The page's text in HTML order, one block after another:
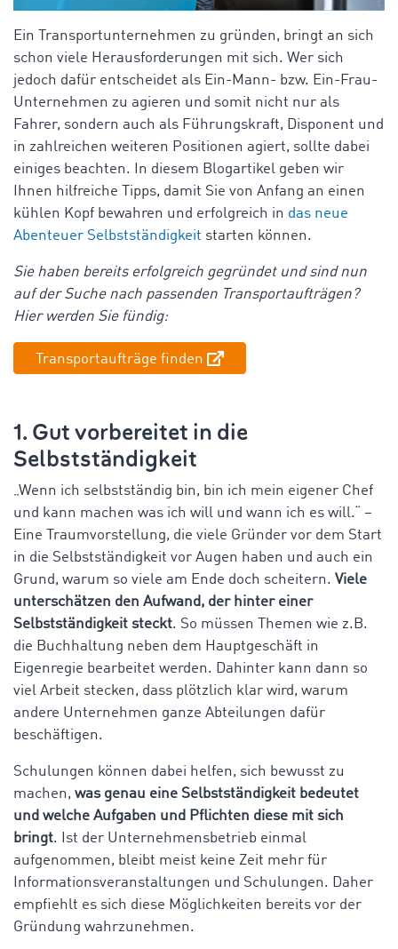
Ein Transportunternehmen zu gründen, bringt an sich
schon viele Herausforderungen mit sich. Wer sich
jedoch dafür entscheidet als Ein-Mann- bzw. Ein-Frau-
Unternehmen zu agieren und somit nicht nur als
Fahrer, sondern auch als Führungskraft, Disponent und
in zahlreichen weiteren Positionen agiert, sollte dabei
einiges beachten. In diesem Blogartikel geben wir
Ihnen hilfreiche Tipps, damit Sie von Anfang an einen
kühlen Kopf bewahren und erfolgreich in das neue
Abenteuer Selbstständigkeit starten können.
Sie haben bereits erfolgreich gegründet und sind nun
auf der Suche nach passenden Transportaufträgen?
Hier werden Sie fündig:
Transportaufträge finden
1. Gut vorbereitet in die
Selbstständigkeit
„Wenn ich selbstständig bin, bin ich mein eigener Chef
und kann machen was ich will und wann ich es will.“ –
Eine Traumvorstellung, die viele Gründer vor dem Start
in die Selbstständigkeit vor Augen haben und auch ein
Grund, warum so viele am Ende doch scheitern. Viele
unterschätzen den Aufwand, der hinter einer
Selbstständigkeit steckt. So müssen Themen wie z.B.
die Buchhaltung neben dem Hauptgeschäft in
Eigenregie bearbeitet werden. Dahinter kann dann so
viel Arbeit stecken, dass plötzlich klar wird, warum
andere Unternehmen ganze Abteilungen dafür
beschäftigen.
Schulungen können dabei helfen, sich bewusst zu
machen, was genau eine Selbstständigkeit bedeutet
und welche Aufgaben und Pflichten diese mit sich
bringt. Ist der Unternehmensbetrieb einmal
aufgenommen, bleibt meist keine Zeit mehr für
Informationsveranstaltungen und Schulungen. Daher
empfiehlt es sich diese Möglichkeiten bereits vor der
Gründung wahrzunehmen.